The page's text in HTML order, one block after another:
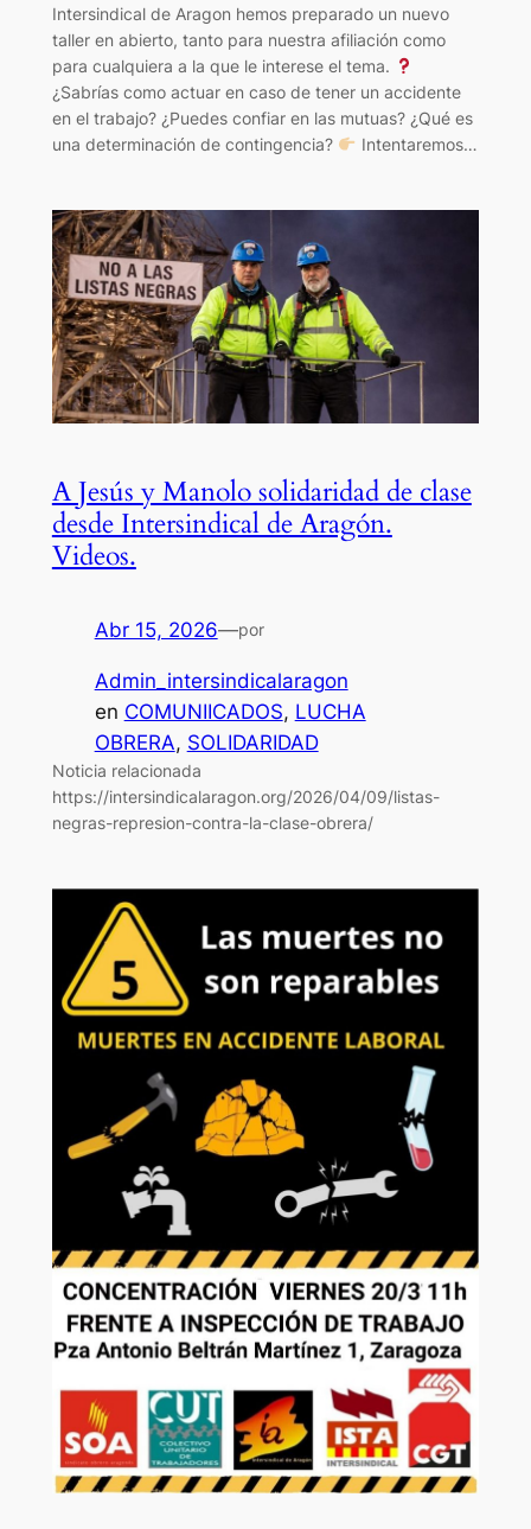
Intersindical de Aragon hemos preparado un nuevo
taller en abierto, tanto para nuestra afiliación como
para cualquiera a la que le interese el tema.
¿Sabrías como actuar en caso de tener un accidente
en el trabajo? ¿Puedes confiar en las mutuas? ¿Qué es
una determinación de contingencia?
Intentaremos…
A Jesús y Manolo solidaridad de clase
desde Intersindical de Aragón.
Videos.
Abr 15, 2026—por
Admin_intersindicalaragon
en COMUNIICADOS, LUCHA
OBRERA, SOLIDARIDAD
Noticia relacionada
https://intersindicalaragon.org/2026/04/09/listas-
negras-represion-contra-la-clase-obrera/